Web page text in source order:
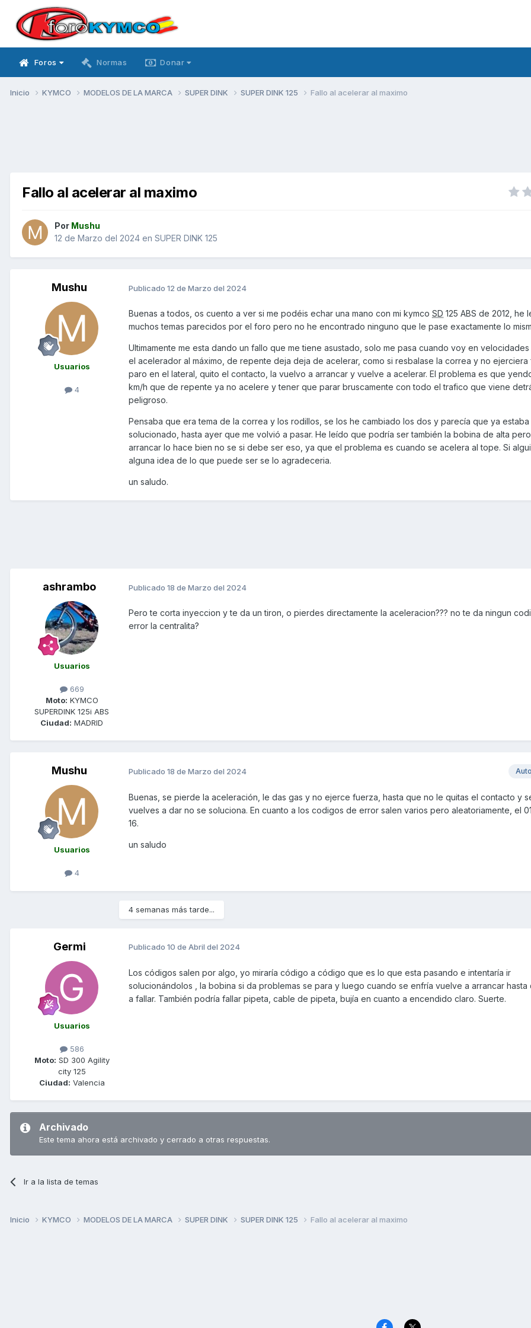
Foros Normas Donar
Inicio KYMCO MODELOS DE LA MARCA SUPER DINK SUPER DINK 125 Fallo al acelerar al maximo
Fallo al acelerar al maximo
Por Mushu
12 de Marzo del 2024 en SUPER DINK 125
Mushu
Usuarios
4
Publicado 12 de Marzo del 2024
Buenas a todos, os cuento a ver si me podéis echar una mano con mi kymco SD 125 ABS de 2012, he
muchos temas parecidos por el foro pero no he encontrado ninguno que le pase exactamente lo
Ultimamente me esta dando un fallo que me tiene asustado, solo me pasa cuando voy en velocidades
el acelerador al máximo, de repente deja deja de acelerar, como si resbalase la correa y no ejerciera
paro en el lateral, quito el contacto, la vuelvo a arrancar y vuelve a acelerar. El problema es que
km/h que de repente ya no acelere y tener que parar bruscamente con todo el trafico que viene
peligroso.
Pensaba que era tema de la correa y los rodillos, se los he cambiado los dos y parecía que ya estaba
solucionado, hasta ayer que me volvió a pasar. He leído que podría ser también la bobina de alta
arrancar lo hace bien no se si debe ser eso, ya que el problema es cuando se acelera al tope. Si
alguna idea de lo que puede ser se lo agradeceria.
un saludo.
ashrambo
Usuarios
669
Moto: KYMCO
SUPERDINK 125i ABS
Ciudad: MADRID
Publicado 18 de Marzo del 2024
Pero te corta inyeccion y te da un tiron, o pierdes directamente la aceleracion??? no te da ningun
error la centralita?
Mushu
Usuarios
4
Publicado 18 de Marzo del 2024
Buenas, se pierde la aceleración, le das gas y no ejerce fuerza, hasta que no le quitas el contacto y
vuelves a dar no se soluciona. En cuanto a los codigos de error salen varios pero aleatoriamente, el
16.
un saludo
4 semanas más tarde...
Germi
Usuarios
586
Moto: SD 300 Agility
city 125
Ciudad: Valencia
Publicado 10 de Abril del 2024
Los códigos salen por algo, yo miraría código a código que es lo que esta pasando e intentaría ir
solucionándolos , la bobina si da problemas se para y luego cuando se enfría vuelve a arrancar hasta
a fallar. También podría fallar pipeta, cable de pipeta, bujía en cuanto a encendido claro. Suerte.
Archivado
Este tema ahora está archivado y cerrado a otras respuestas.
Ir a la lista de temas
Inicio KYMCO MODELOS DE LA MARCA SUPER DINK SUPER DINK 125 Fallo al acelerar al maximo